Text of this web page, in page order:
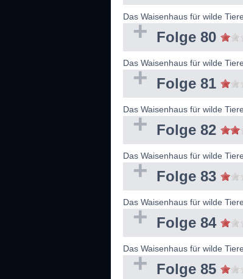
Das Waisenhaus für wilde
Folge 80
Das Waisenhaus für wilde
Folge 81
Das Waisenhaus für wilde
Folge 82
Das Waisenhaus für wilde
Folge 83
Das Waisenhaus für wilde
Folge 84
Das Waisenhaus für wilde
Folge 85